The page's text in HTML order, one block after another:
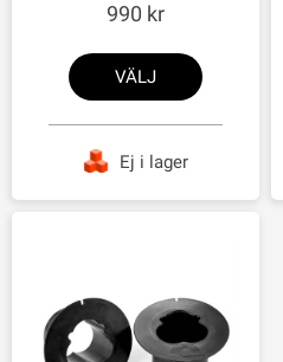
990
VÄLJ
Ej i lager